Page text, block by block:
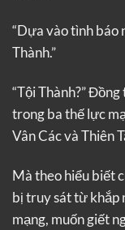
“Dựa vào tình báo
Thành.”
“Tội Thành?”
trong ba thế lực
Vân Các và Thiên
Mà theo hiểu biết
bị truy sát từ khắp
mạng, muốn giết